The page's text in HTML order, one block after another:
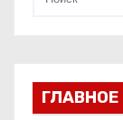
ГЛАВНОЕ